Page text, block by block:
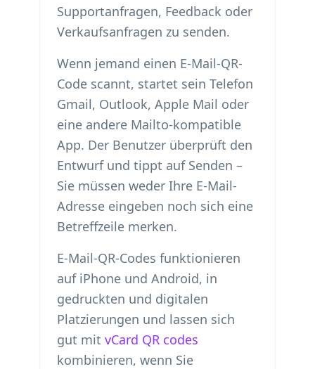
Supportanfragen, Feedback oder
Verkaufsanfragen zu senden.
Wenn jemand einen E-Mail-QR-
Code scannt, startet sein Telefon
Gmail, Outlook, Apple Mail oder
eine andere Mailto-kompatible
App. Der Benutzer überprüft den
Entwurf und tippt auf Senden –
Sie müssen weder Ihre E-Mail-
Adresse eingeben noch sich eine
Betreffzeile merken.
E-Mail-QR-Codes funktionieren
auf iPhone und Android, in
gedruckten und digitalen
Platzierungen und lassen sich
gut mit vCard QR codes
kombinieren, wenn Sie